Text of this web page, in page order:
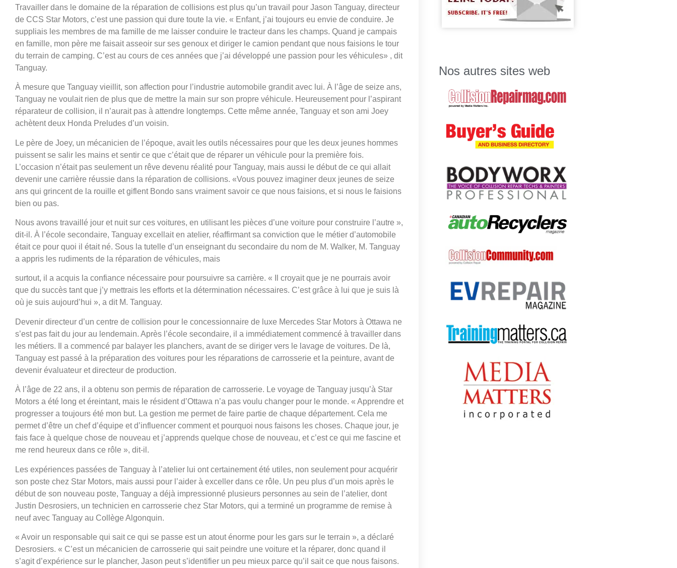
Travailler dans le domaine de la réparation de collisions est plus qu’un travail pour Jason Tanguay, directeur
de CCS Star Motors, c’est une passion qui dure toute la vie. « Enfant, j’ai toujours eu envie de conduire. Je
suppliais les membres de ma famille de me laisser conduire le tracteur dans les champs. Quand je campais
en famille, mon père me faisait asseoir sur ses genoux et diriger le camion pendant que nous faisions le tour
du terrain de camping. C’est au cours de ces années que j’ai développé une passion pour les véhicules» , dit
Tanguay.
À mesure que Tanguay vieillit, son affection pour l’industrie automobile grandit avec lui. À l’âge de seize ans,
Tanguay ne voulait rien de plus que de mettre la main sur son propre véhicule. Heureusement pour l’aspirant
réparateur de collision, il n’aurait pas à attendre longtemps. Cette même année, Tanguay et son ami Joey
achètent deux Honda Preludes d’un voisin.
Le père de Joey, un mécanicien de l’époque, avait les outils nécessaires pour que les deux jeunes hommes
puissent se salir les mains et sentir ce que c’était que de réparer un véhicule pour la première fois.
L’occasion n’était pas seulement un rêve devenu réalité pour Tanguay, mais aussi le début de ce qui allait
devenir une carrière réussie dans la réparation de collisions. «Vous pouvez imaginer deux jeunes de seize
ans qui grincent de la rouille et giflent Bondo sans vraiment savoir ce que nous faisions, et si nous le faisions
bien ou pas.
Nous avons travaillé jour et nuit sur ces voitures, en utilisant les pièces d’une voiture pour construire l’autre »,
dit-il. À l’école secondaire, Tanguay excellait en atelier, réaffirmant sa conviction que le métier d’automobile
était ce pour quoi il était né. Sous la tutelle d’un enseignant du secondaire du nom de M. Walker, M. Tanguay
a appris les rudiments de la réparation de véhicules, mais
surtout, il a acquis la confiance nécessaire pour poursuivre sa carrière. « Il croyait que je ne pourrais avoir
que du succès tant que j’y mettrais les efforts et la détermination nécessaires. C’est grâce à lui que je suis là
où je suis aujourd’hui », a dit M. Tanguay.
Devenir directeur d’un centre de collision pour le concessionnaire de luxe Mercedes Star Motors à Ottawa ne
s’est pas fait du jour au lendemain. Après l’école secondaire, il a immédiatement commencé à travailler dans
les métiers. Il a commencé par balayer les planchers, avant de se diriger vers le lavage de voitures. De là,
Tanguay est passé à la préparation des voitures pour les réparations de carrosserie et la peinture, avant de
devenir évaluateur et directeur de production.
À l’âge de 22 ans, il a obtenu son permis de réparation de carrosserie. Le voyage de Tanguay jusqu’à Star
Motors a été long et éreintant, mais le résident d’Ottawa n’a pas voulu changer pour le monde. « Apprendre et
progresser a toujours été mon but. La gestion me permet de faire partie de chaque département. Cela me
permet d’être un chef d’équipe et d’influencer comment et pourquoi nous faisons les choses. Chaque jour, je
fais face à quelque chose de nouveau et j’apprends quelque chose de nouveau, et c’est ce qui me fascine et
me rend heureux dans ce rôle », dit-il.
Les expériences passées de Tanguay à l’atelier lui ont certainement été utiles, non seulement pour acquérir
son poste chez Star Motors, mais aussi pour l’aider à exceller dans ce rôle. Un peu plus d’un mois après le
début de son nouveau poste, Tanguay a déjà impressionné plusieurs personnes au sein de l’atelier, dont
Justin Desrosiers, un technicien en carrosserie chez Star Motors, qui a terminé un programme de remise à
neuf avec Tanguay au Collège Algonquin.
« Avoir un responsable qui sait ce qui se passe est un atout énorme pour les gars sur le terrain », a déclaré
Desrosiers. « C’est un mécanicien de carrosserie qui sait peindre une voiture et la réparer, donc quand il
s’agit d’expérience sur le plancher, Jason peut s’identifier un peu mieux parce qu’il sait ce que nous faisons.
Nos autres sites web